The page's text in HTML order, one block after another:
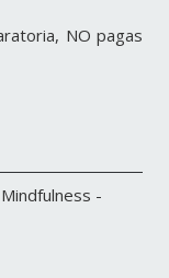
NO pagas
-